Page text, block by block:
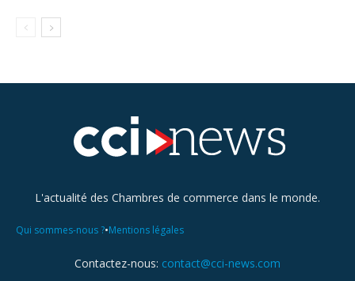
L'actualité des Chambres de commerce dans le monde.
Qui sommes-nous ?•Mentions légales
Contactez-nous: contact@cci-news.com